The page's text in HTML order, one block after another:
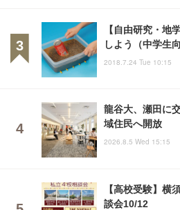
【自由研究・地
しよう（中学生向
2018.7.24 Tue 10:15
龍谷大、瀬田に
域住民へ開放
2026.8.5 Wed 15:15
【高校受験】
談会10/12